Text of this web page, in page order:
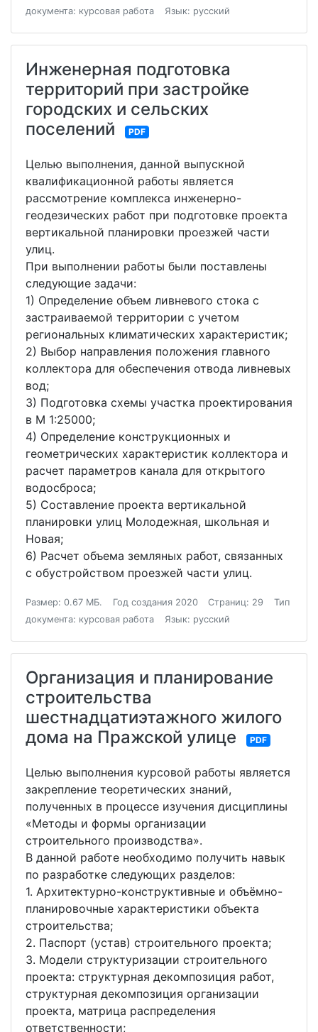
документа: курсовая работа
Язык: русский
Инженерная подготовка
территорий при застройке
городских и сельских
поселений
PDF
Целью выполнения, данной выпускной
квалификационной работы является
рассмотрение комплекса инженерно-
геодезических работ при подготовке проекта
вертикальной планировки проезжей части
улиц.
При выполнении работы были поставлены
следующие задачи:
1) Определение объем ливневого стока с
застраиваемой территории с учетом
региональных климатических характеристик;
2) Выбор направления положения главного
коллектора для обеспечения отвода ливневых
вод;
3) Подготовка схемы участка проектирования
в М 1:25000;
4) Определение конструкционных и
геометрических характеристик коллектора и
расчет параметров канала для открытого
водосброса;
5) Составление проекта вертикальной
планировки улиц Молодежная, школьная и
Новая;
6) Расчет объема земляных работ, связанных
с обустройством проезжей части улиц.
Размер: 0.67 МБ. Год создания 2020 Страниц: 29
Тип
документа: курсовая работа
Язык: русский
Организация и планирование
строительства
шестнадцатиэтажного жилого
дома на Пражской улице
PDF
Целью выполнения курсовой работы является
закрепление теоретических знаний,
полученных в процессе изучения дисциплины
«Методы и формы организации
строительного производства».
В данной работе необходимо получить навык
по разработке следующих разделов:
1. Архитектурно-конструктивные и объёмно-
планировочные характеристики объекта
строительства;
2. Паспорт (устав) строительного проекта;
3. Модели структуризации строительного
проекта: структурная декомпозиция работ,
структурная декомпозиция организации
проекта, матрица распределения
ответственности;